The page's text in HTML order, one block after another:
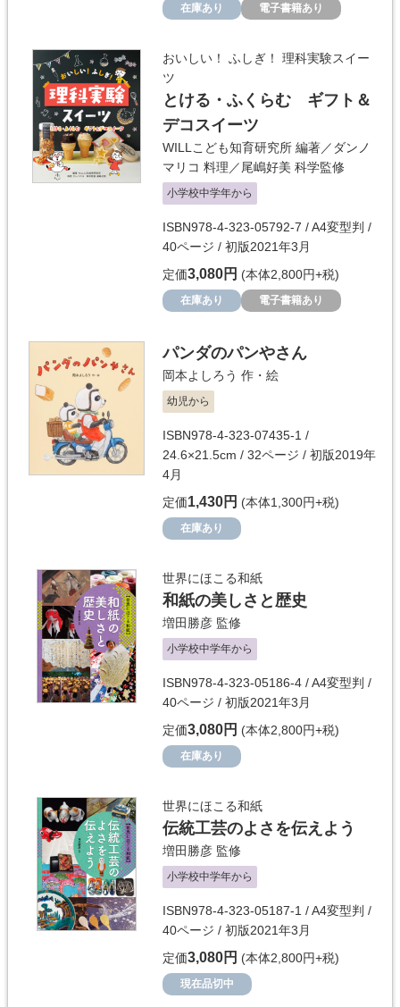
在庫あり 電子書籍あり
おいしい！ ふしぎ！ 理科実験スイー
ツ
とける・ふくらむ ギフト＆
デコスイーツ
WILLこども知育研究所 編著／ ダンノ
マリコ 料理／尾嶋好美 科学監修
小学校中学年から
ISBN978-4-323-05792-7 / A4変型判 /
40ページ / 初版2021年3月
定価3,080円 (本体2,800円+税)
在庫あり 電子書籍あり
パンダのパンやさん
岡本よしろう 作・絵
幼児から
ISBN978-4-323-07435-1 /
24.6×21.5cm / 32ページ / 初版2019年
4月
定価1,430円 (本体1,300円+税)
在庫あり
世界にほこる和紙
和紙の美しさと歴史
増田勝彦 監修
小学校中学年から
ISBN978-4-323-05186-4 / A4変型判 /
40ページ / 初版2021年3月
定価3,080円 (本体2,800円+税)
在庫あり
世界にほこる和紙
伝統工芸のよさを伝えよう
増田勝彦 監修
小学校中学年から
ISBN978-4-323-05187-1 / A4変型判 /
40ページ / 初版2021年3月
定価3,080円 (本体2,800円+税)
現在品切中